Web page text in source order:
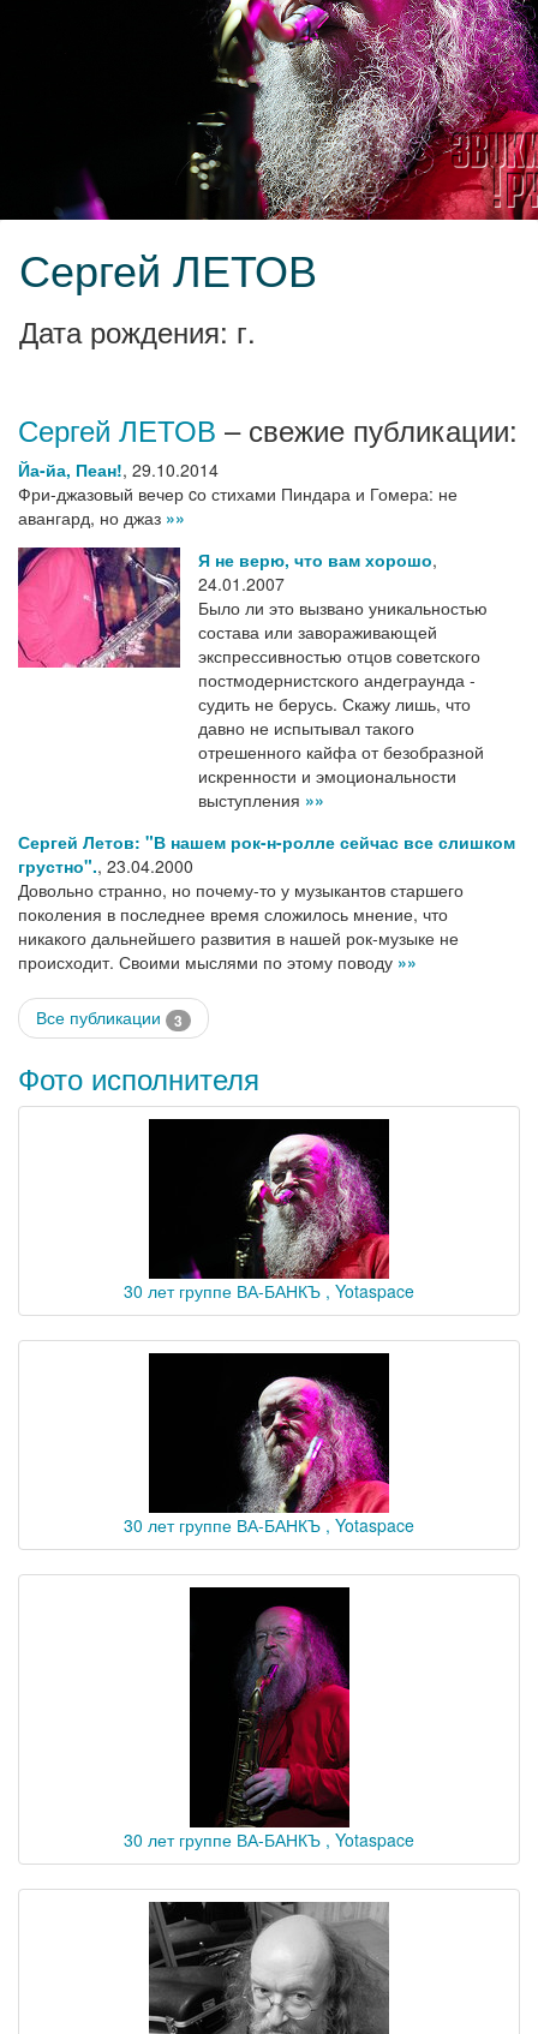
Сергей ЛЕТОВ
Дата рождения: г.
Сергей ЛЕТОВ – свежие публикации:
Йа-йа, Пеан!, 29.10.2014
Фри-джазовый вечер cо стихами Пиндара и Гомера: не
авангард, но джаз »»
Я не верю, что вам хорошо,
24.01.2007
Было ли это вызвано уникальностью
состава или завораживающей
экспрессивностью отцов советского
постмодернистского андеграунда -
судить не берусь. Скажу лишь, что
давно не испытывал такого
отрешенного кайфа от безобразной
искренности и эмоциональности
выступления »»
Сергей Летов: "В нашем рок-н-ролле сейчас все слишком
грустно"., 23.04.2000
Довольно странно, но почему-то у музыкантов старшего
поколения в последнее время сложилось мнение, что
никакого дальнейшего развития в нашей рок-музыке не
происходит. Своими мыслями по этому поводу »»
Все публикации 3
Фото исполнителя
30 лет группе ВА-БАНКЪ , Yotaspace
30 лет группе ВА-БАНКЪ , Yotaspace
30 лет группе ВА-БАНКЪ , Yotaspace